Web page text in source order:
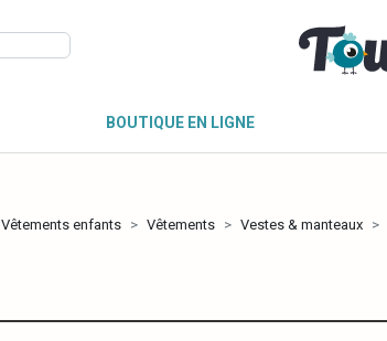
BOUTIQUE EN LIGNE
Vêtements enfants Vêtements Vestes & manteaux